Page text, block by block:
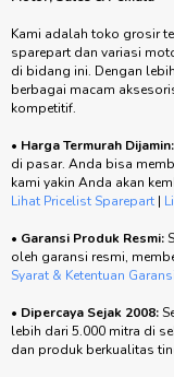
Kami adalah toko grosir
sparepart dan variasi
di bidang ini. Dengan
berbagai macam
kompetitif.
• Harga Termurah Dijamin:
di pasar. Anda bisa
kami yakin Anda akan
Lihat Pricelist Sparepart |
• Garansi Produk Resmi:
oleh garansi resmi,
Syarat & Ketentuan Garansi
• Dipercaya Sejak 2008:
lebih dari 5.000 mitra di
dan produk berkualitas